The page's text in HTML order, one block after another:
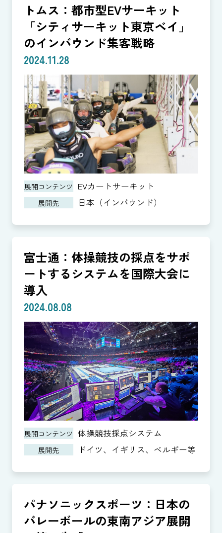
トムス：都市型EVサーキット
「シティサーキット東京ベイ」
のインバウンド集客戦略
2024.11.28
展開コンテンツ EVカートサーキット
展開先 日本（インバウンド）
富士通：体操競技の採点をサポ
ートするシステムを国際大会に
導入
2024.08.08
展開コンテンツ 体操競技採点システム
展開先 ドイツ、イギリス、ベルギー等
パナソニックスポーツ：日本の
バレーボールの東南アジア展開